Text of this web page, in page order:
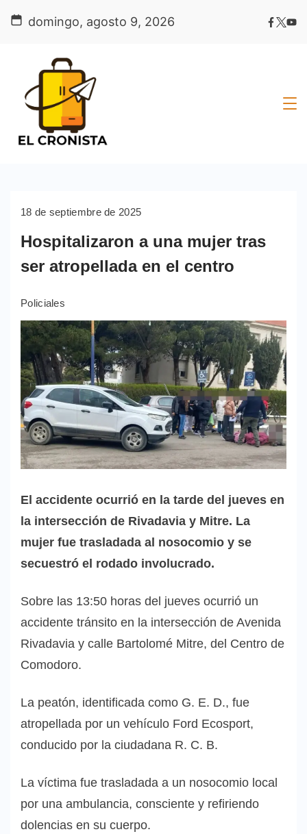
domingo, agosto 9, 2026
18 de septiembre de 2025
Hospitalizaron a una mujer tras
ser atropellada en el centro
Policiales
El accidente ocurrió en la tarde del jueves en
la intersección de Rivadavia y Mitre. La
mujer fue trasladada al nosocomio y se
secuestró el rodado involucrado.
Sobre las 13:50 horas del jueves ocurrió un
accidente tránsito en la intersección de Avenida
Rivadavia y calle Bartolomé Mitre, del Centro de
Comodoro.
La peatón, identificada como G. E. D., fue
atropellada por un vehículo Ford Ecosport,
conducido por la ciudadana R. C. B.
La víctima fue trasladada a un nosocomio local
por una ambulancia, consciente y refiriendo
dolencias en su cuerpo.